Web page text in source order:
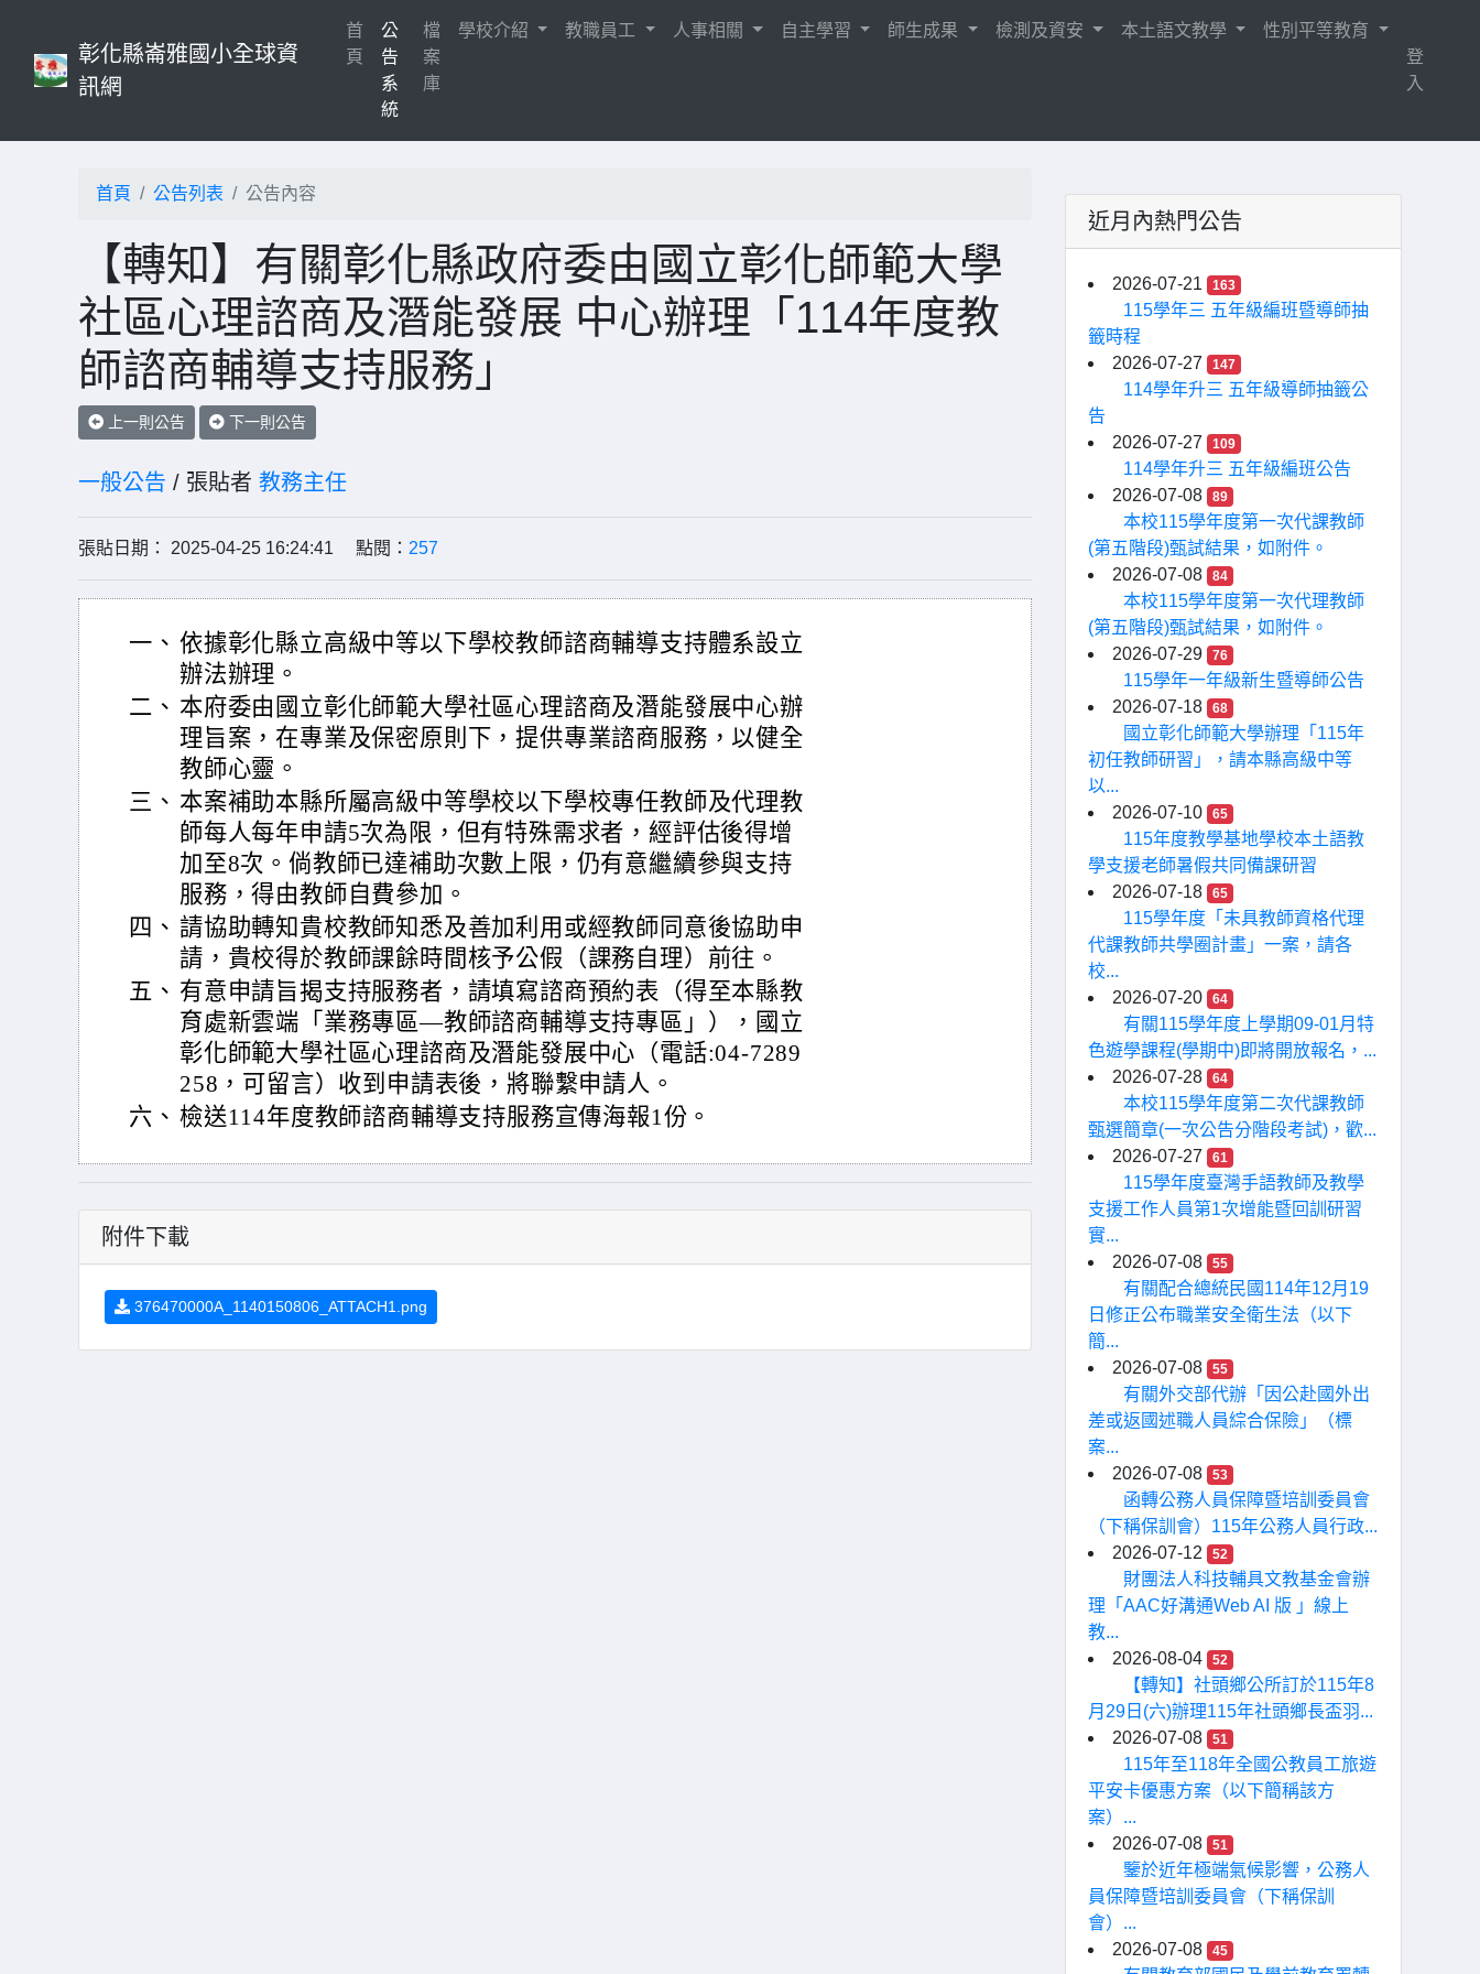
彰化縣崙雅國小全球資
訊網
首
頁 (current)
公
告
系
統
檔
案
庫
學校介紹 教職員工 人事相關 自主學習 師生成果 檢測及資安 本土語文教學
性別平等教育
登
入
首頁 公告列表 公告內容
【轉知】有關彰化縣政府委由國立彰化師範大學
社區心理諮商及潛能發展 中心辦理「114年度教
師諮商輔導支持服務」
上一則公告 下一則公告
一般公告 / 張貼者 教務主任
張貼日期： 2025-04-25 16:24:41 點閱： 257
一、 依據彰化縣立高級中等以下學校教師諮商輔導支持體系設立
辦法辦理。
二、 本府委由國立彰化師範大學社區心理諮商及潛能發展中心辦
理旨案，在專業及保密原則下，提供專業諮商服務，以健全
教師心靈。
三、 本案補助本縣所屬高級中等學校以下學校專任教師及代理教
師每人每年申請5次為限，但有特殊需求者，經評估後得增
加至8次。倘教師已達補助次數上限，仍有意繼續參與支持
服務，得由教師自費參加。
四、 請協助轉知貴校教師知悉及善加利用或經教師同意後協助申
請，貴校得於教師課餘時間核予公假（課務自理）前往。
五、 有意申請旨揭支持服務者，請填寫諮商預約表（得至本縣教
育處新雲端「業務專區—教師諮商輔導支持專區」），國立
彰化師範大學社區心理諮商及潛能發展中心（電話:04-7289
258，可留言）收到申請表後，將聯繫申請人。
六、 檢送114年度教師諮商輔導支持服務宣傳海報1份。
附件下載
376470000A_1140150806_ATTACH1.png
近月內熱門公告
2026-07-21 163
115學年三 五年級編班暨導師抽
籤時程
2026-07-27
147
114學年升三 五年級導師抽籤公
告
2026-07-27
109
114學年升三 五年級編班公告
2026-07-08
89
本校115學年度第一次代課教師
(第五階段)甄試結果，如附件。
2026-07-08
84
本校115學年度第一次代理教師
(第五階段)甄試結果，如附件。
2026-07-29
76
115學年一年級新生暨導師公告
2026-07-18
68
國立彰化師範大學辦理「115年
初任教師研習」，請本縣高級中等
以...
2026-07-10
65
115年度教學基地學校本土語教
學支援老師暑假共同備課研習
2026-07-18
65
115學年度「未具教師資格代理
代課教師共學圈計畫」一案，請各
校...
2026-07-20
64
有關115學年度上學期09-01月特
色遊學課程(學期中)即將開放報名，...
2026-07-28
64
本校115學年度第二次代課教師
甄選簡章(一次公告分階段考試)，歡...
2026-07-27
61
115學年度臺灣手語教師及教學
支援工作人員第1次增能暨回訓研習
實...
2026-07-08
55
有關配合總統民國114年12月19
日修正公布職業安全衛生法（以下
簡...
2026-07-08
55
有關外交部代辦「因公赴國外出
差或返國述職人員綜合保險」（標
案...
2026-07-08
53
函轉公務人員保障暨培訓委員會
（下稱保訓會）115年公務人員行政...
2026-07-12
52
財團法人科技輔具文教基金會辦
理「AAC好溝通Web AI 版 」線上
教...
2026-08-04
52
【轉知】社頭鄉公所訂於115年8
月29日(六)辦理115年社頭鄉長盃羽...
2026-07-08
51
115年至118年全國公教員工旅遊
平安卡優惠方案（以下簡稱該方
案）...
2026-07-08
51
鑒於近年極端氣候影響，公務人
員保障暨培訓委員會（下稱保訓
會）...
2026-07-08
45